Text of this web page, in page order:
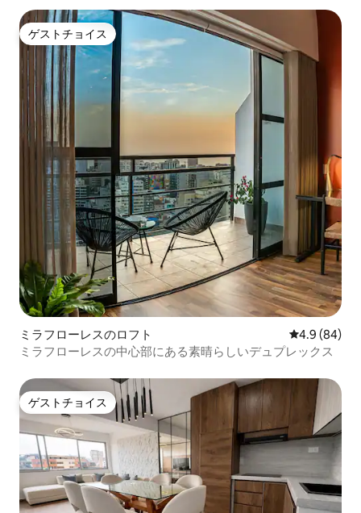
ゲストチョイス
ゲストチョイス
ミラフローレスのロフト レビュー84
4.9 (84)
ミラフローレスの中心部にある素晴らしいデュプレックス
ゲストチョイス
ゲストチョイス